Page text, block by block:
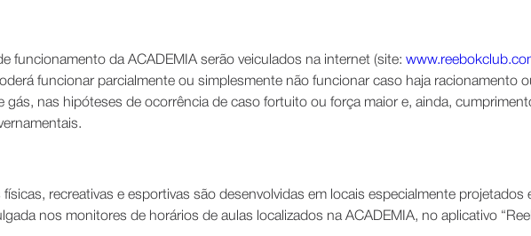
funcionamento da ACADEMIA serão veiculados na internet (site:
funcionar parcialmente ou simplesmente não funcionar caso haja racionamento
gás, nas hipóteses de ocorrência de caso fortuito ou força maior e, ainda,
físicas, recreativas e esportivas são desenvolvidas em locais especialmente
nos monitores de horários de aulas localizados na ACADEMIA, no aplicativo